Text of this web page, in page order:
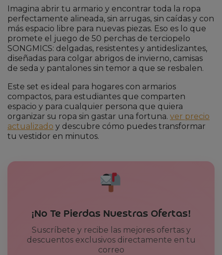
Imagina abrir tu armario y encontrar toda la ropa
perfectamente alineada, sin arrugas, sin caídas y con
más espacio libre para nuevas piezas. Eso es lo que
promete el juego de 50 perchas de terciopelo
SONGMICS: delgadas, resistentes y antideslizantes,
diseñadas para colgar abrigos de invierno, camisas
de seda y pantalones sin temor a que se resbalen.
Este set es ideal para hogares con armarios
compactos, para estudiantes que comparten
espacio y para cualquier persona que quiera
organizar su ropa sin gastar una fortuna. ver precio
actualizado y descubre cómo puedes transformar
tu vestidor en minutos.
¡No Te Pierdas Nuestras Ofertas!
Suscríbete y recibe las mejores ofertas y
descuentos exclusivos directamente en tu
correo